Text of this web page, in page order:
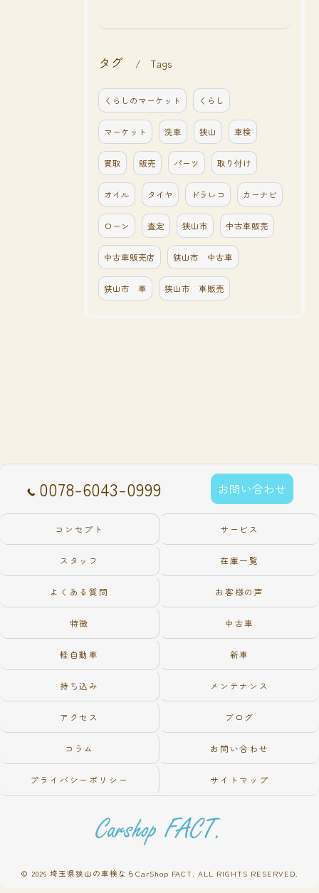
タグ Tags
くらしのマーケット くらし
マーケット 洗車 狭山 車検
買取 販売 パーツ 取り付け
オイル タイヤ ドラレコ カーナビ
ローン 査定 狭山市 中古車販売
中古車販売店 狭山市 中古車
狭山市 車 狭山市 車販売
0078-6043-0999 お問い合わせ
コンセプト サービス
スタッフ 在庫一覧
よくある質問 お客様の声
特徴 中古車
軽自動車 新車
持ち込み メンテナンス
アクセス ブログ
コラム お問い合わせ
プライバシーポリシー サイトマップ
© 2026 埼玉県狭山の車検ならCarShop FACT. ALL RIGHTS RESERVED.